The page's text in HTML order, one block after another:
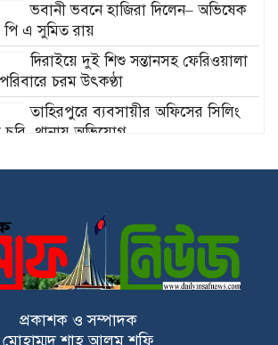
ভবানী ভবনে হাজিরা দিলেন– অভিষেক
পি এ সুমিত রায়
দিরাইয়ে দুই শিশু সন্তানসহ ফেরিওয়ালা
চরম উৎকণ্ঠা
তাহিরপুরে ব্যবসায়ীর অফিসের সিলিং
চুরি, থানায় অভিযোগ
জুলাই যোদ্ধাদের ত্যাগ বৃথা যেতে দেবো
না : গৃহায়ণ ও গণপূর্তমন্ত্রী
প্রকাশক ও সম্পাদক
মোহাম্মদ শাহ আলম শফি